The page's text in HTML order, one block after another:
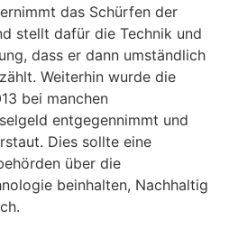
das Schürfen der
stellt dafür die Technik und
dass er dann umständlich
Weiterhin wurde die
bei manchen
entgegennimmt und
Dies sollte eine
über die
beinhalten, Nachhaltig